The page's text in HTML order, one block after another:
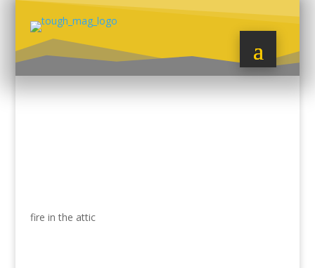
fire in the attic